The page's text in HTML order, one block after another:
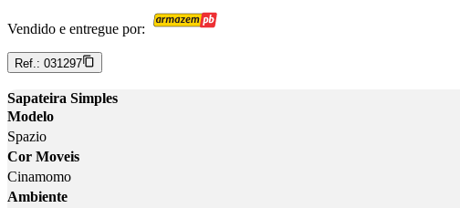
Vendido e entregue por:
Ref.: 031297
Sapateira Simples
Modelo
Spazio
Cor Moveis
Cinamomo
Ambiente